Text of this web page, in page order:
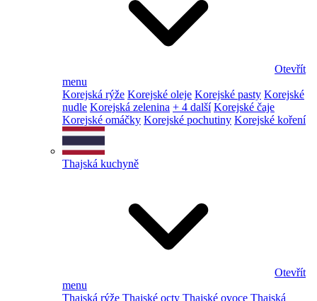
Otevřít
menu
Korejská rýže Korejské oleje Korejské pasty Korejské
nudle Korejská zelenina + 4 další Korejské čaje
Korejské omáčky Korejské pochutiny Korejské koření
Thajská kuchyně
Otevřít
menu
Thajská rýže Thajské octy Thajské ovoce Thajská